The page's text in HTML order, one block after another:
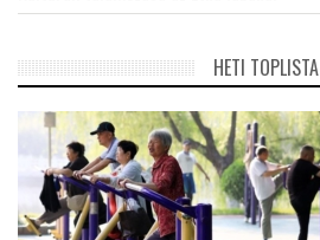
HETI TOPLISTA